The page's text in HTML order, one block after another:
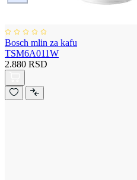
Bosch mlin za kafu
TSM6A011W
2.880 RSD